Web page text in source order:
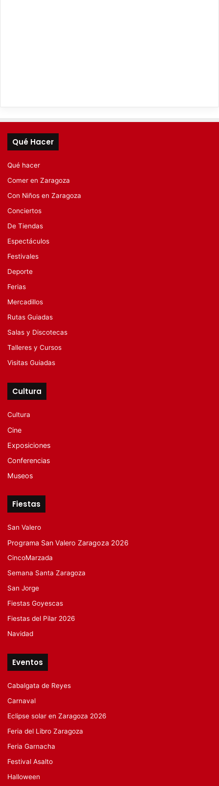
Qué Hacer
Qué hacer
Comer en Zaragoza
Con Niños en Zaragoza
Conciertos
De Tiendas
Espectáculos
Festivales
Deporte
Ferias
Mercadillos
Rutas Guiadas
Salas y Discotecas
Talleres y Cursos
Visitas Guiadas
Cultura
Cultura
Cine
Exposiciones
Conferencias
Museos
Fiestas
San Valero
Programa San Valero Zaragoza 2026
CincoMarzada
Semana Santa Zaragoza
San Jorge
Fiestas Goyescas
Fiestas del Pilar 2026
Navidad
Eventos
Cabalgata de Reyes
Carnaval
Eclipse solar en Zaragoza 2026
Feria del Libro Zaragoza
Feria Garnacha
Festival Asalto
Halloween